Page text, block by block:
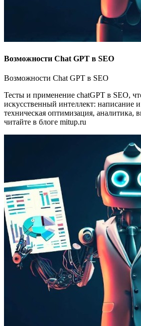
Возможности Chat GPT в SEO
Возможности Chat GPT в SEO
Тесты и применение chatGPT в SEO,
искусственный интеллект: написание и
техническая оптимизация, аналитика,
читайте в блоге mitup.ru